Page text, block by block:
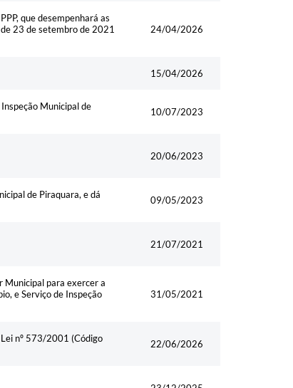
que desempenhará as
23 de setembro de 2021
24/04/2026
15/04/2026
Municipal de
10/07/2023
20/06/2023
de Piraquara, e dá
09/05/2023
21/07/2021
para exercer a
e Serviço de Inspeção
31/05/2021
nº 573/2001 (Código
22/06/2026